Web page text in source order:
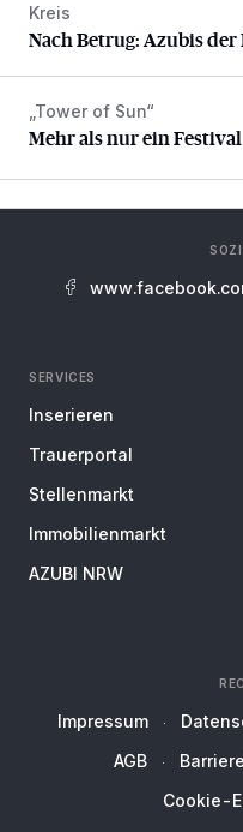
Nach Betrug: Azubis
Kreis
Nach Betrug: Azubis
Mehr als nur ein Festival
„Tower of Sun“
Mehr als nur ein Festival
SERVICES
Inserieren
Trauerportal
Stellenmarkt
Immobilienmarkt
AZUBI NRW
Impressum
AGB
Cookie-